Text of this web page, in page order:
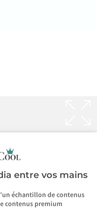
entre vos mains
échantillon de contenus
contenus premium